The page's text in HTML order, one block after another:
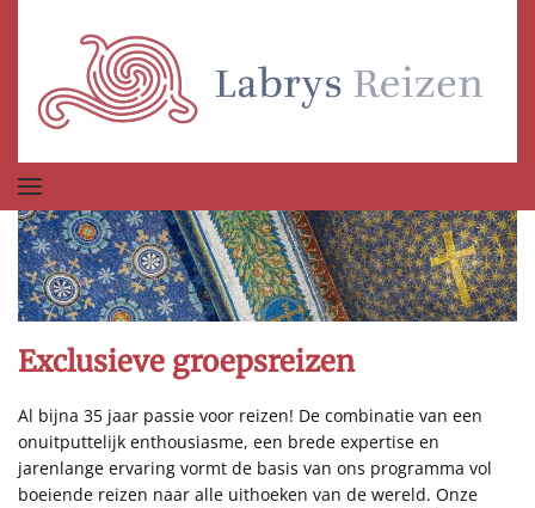
Terug naar hoofdinhoud
Exclusieve groepsreizen
Al bijna 35 jaar passie voor reizen! De combinatie van een
onuitputtelijk enthousiasme, een brede expertise en
jarenlange ervaring vormt de basis van ons programma vol
boeiende reizen naar alle uithoeken van de wereld. Onze